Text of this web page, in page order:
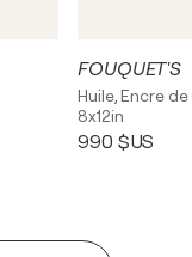
FOUQUET'S
Huile, Encre
8x12in
990 $US